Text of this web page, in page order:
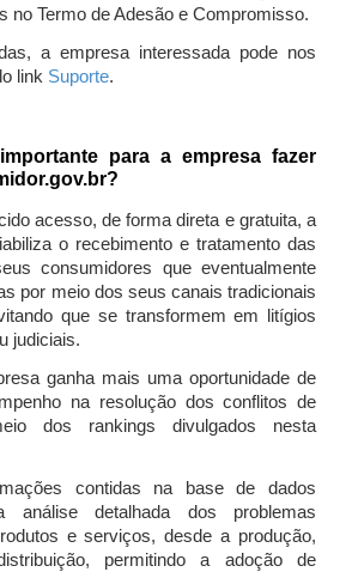
no Termo de Adesão e Compromisso.
a empresa interessada pode nos
link Suporte.
para a empresa fazer
acesso, de forma direta e gratuita, a
o recebimento e tratamento das
consumidores que eventualmente
por meio dos seus canais tradicionais
que se transformem em litígios
judiciais.
ganha mais uma oportunidade de
na resolução dos conflitos de
dos rankings divulgados nesta
contidas na base de dados
análise detalhada dos problemas
e serviços, desde a produção,
permitindo a adoção de